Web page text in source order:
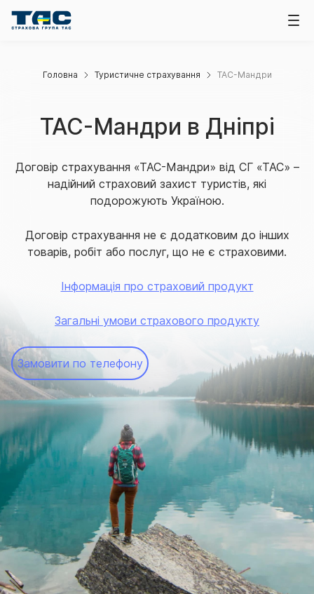
Головна Туристичне страхування ТАС-Мандри
ТАС-Мандри в Дніпрі
Договір страхування «ТАС-Мандри» від СГ «ТАС» –
надійний страховий захист туристів, які
подорожують Україною.
Договір страхування не є додатковим до інших
товарів, робіт або послуг, що не є страховими.
Інформація про страховий продукт
Загальні умови страхового продукту
Замовити по телефону